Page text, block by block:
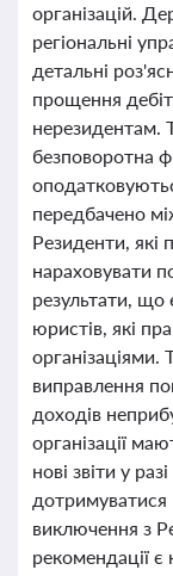
організацій.
регіональні
детальні
прощення
нерезидентам.
безповоротна
передбачено
Резиденти, які
нараховувати
результати, що
юристів, які
організаціями.
виправлення
доходів
організації
нові звіти у
дотримуватися
виключення з
рекомендації